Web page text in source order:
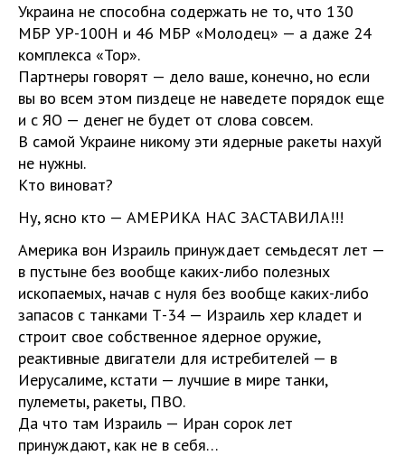
Украина не способна содержать не то, что 130
МБР УР-100Н и 46 МБР «Молодец» — а даже 24
комплекса «Тор».
Партнеры говорят — дело ваше, конечно, но если
вы во всем этом пиздеце не наведете порядок еще
и с ЯО — денег не будет от слова совсем.
В самой Украине никому эти ядерные ракеты нахуй
не нужны.
Кто виноват?
Ну, ясно кто — АМЕРИКА НАС ЗАСТАВИЛА!!!
Америка вон Израиль принуждает семьдесят лет —
в пустыне без вообще каких-либо полезных
ископаемых, начав с нуля без вообще каких-либо
запасов с танками Т-34 — Израиль хер кладет и
строит свое собственное ядерное оружие,
реактивные двигатели для истребителей — в
Иерусалиме, кстати — лучшие в мире танки,
пулеметы, ракеты, ПВО.
Да что там Израиль — Иран сорок лет
принуждают, как не в себя…